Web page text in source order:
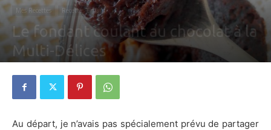
Mes Recettes Recettes Enfant
Le fondant coulant au chocolat à la
Multi-Délices
Au départ, je n’avais pas spécialement prévu de partager